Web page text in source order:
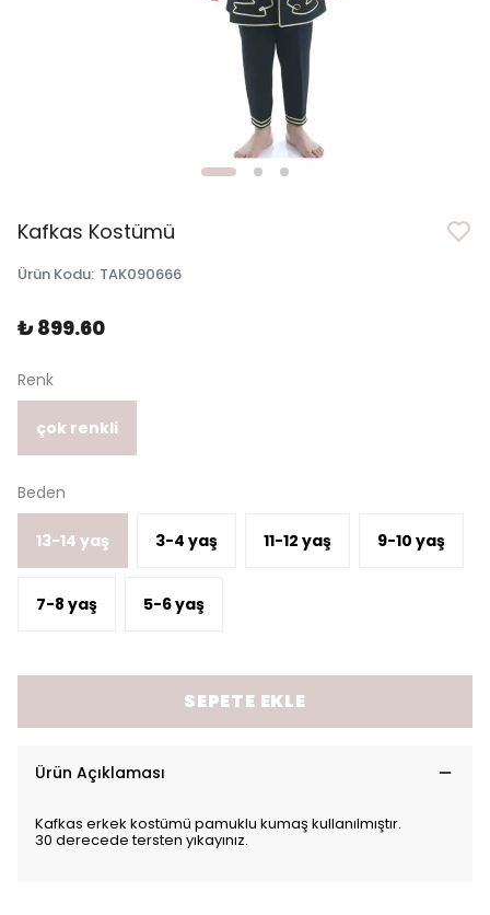
Kafkas Kostümü
Ürün Kodu: TAK090666
₺ 899.60
Renk
çok renkli
Beden
13-14 yaş 3-4 yaş 11-12 yaş 9-10 yaş
7-8 yaş 5-6 yaş
SEPETE EKLE
Ürün Açıklaması
Kafkas erkek kostümü pamuklu kumaş kullanılmıştır.
30 derecede tersten yıkayınız.